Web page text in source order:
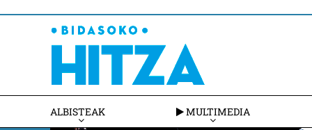
ALBISTEAK MULTIMEDIA